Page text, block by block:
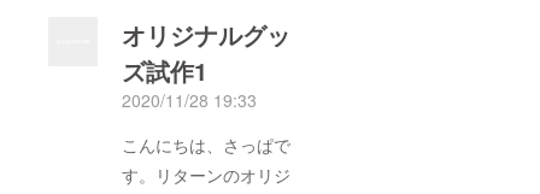
で、硬化した際に凸凹
ができてしまいまし
た；；２回硬化させる
良さそうですね。線の
部分を色鉛筆(左)と油
るキーホルダーの試作
についてです！色つけ
のためにコピックと
マッキーを購入して
やってみたんですが、
オリジナルグッ
ズ試作1
2020/11/28 19:33
こんにちは、さっぱで
す。リターンのオリジ